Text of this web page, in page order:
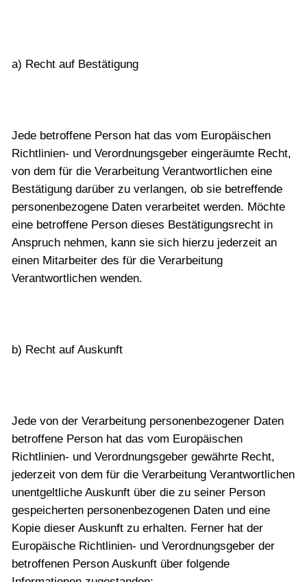
a) Recht auf Bestätigung
Jede betroffene Person hat das vom Europäischen
Richtlinien- und Verordnungsgeber eingeräumte Recht,
von dem für die Verarbeitung Verantwortlichen eine
Bestätigung darüber zu verlangen, ob sie betreffende
personenbezogene Daten verarbeitet werden. Möchte
eine betroffene Person dieses Bestätigungsrecht in
Anspruch nehmen, kann sie sich hierzu jederzeit an
einen Mitarbeiter des für die Verarbeitung
Verantwortlichen wenden.
b) Recht auf Auskunft
Jede von der Verarbeitung personenbezogener Daten
betroffene Person hat das vom Europäischen
Richtlinien- und Verordnungsgeber gewährte Recht,
jederzeit von dem für die Verarbeitung Verantwortlichen
unentgeltliche Auskunft über die zu seiner Person
gespeicherten personenbezogenen Daten und eine
Kopie dieser Auskunft zu erhalten. Ferner hat der
Europäische Richtlinien- und Verordnungsgeber der
betroffenen Person Auskunft über folgende